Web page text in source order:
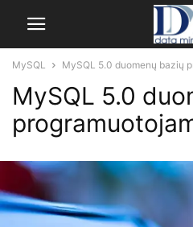
MySQL MySQL 5.0 duomenų bazių
MySQL 5.0